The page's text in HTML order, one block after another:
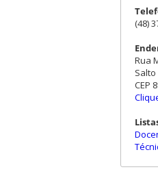
(48)
Rua
CEP